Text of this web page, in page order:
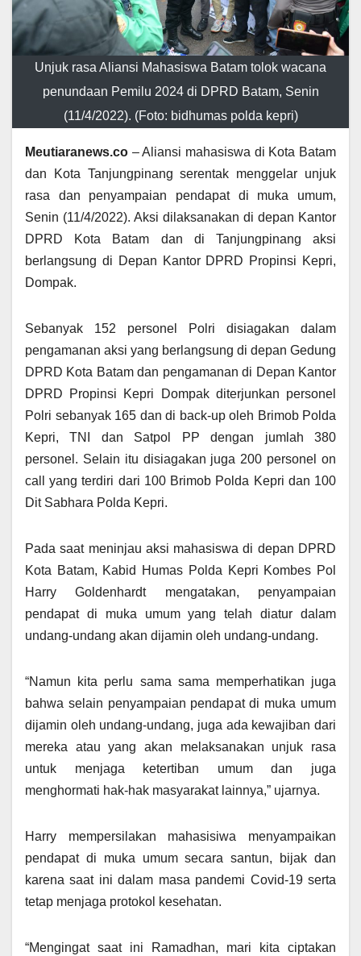
Unjuk rasa Aliansi Mahasiswa Batam tolok wacana
penundaan Pemilu 2024 di DPRD Batam, Senin
(11/4/2022). (Foto: bidhumas polda kepri)
Meutiaranews.co – Aliansi mahasiswa di Kota Batam
dan Kota Tanjungpinang serentak menggelar unjuk
rasa dan penyampaian pendapat di muka umum,
Senin (11/4/2022). Aksi dilaksanakan di depan Kantor
DPRD Kota Batam dan di Tanjungpinang aksi
berlangsung di Depan Kantor DPRD Propinsi Kepri,
Dompak.
Sebanyak 152 personel Polri disiagakan dalam
pengamanan aksi yang berlangsung di depan Gedung
DPRD Kota Batam dan pengamanan di Depan Kantor
DPRD Propinsi Kepri Dompak diterjunkan personel
Polri sebanyak 165 dan di back-up oleh Brimob Polda
Kepri, TNI dan Satpol PP dengan jumlah 380
personel. Selain itu disiagakan juga 200 personel on
call yang terdiri dari 100 Brimob Polda Kepri dan 100
Dit Sabhara Polda Kepri.
Pada saat meninjau aksi mahasiswa di depan DPRD
Kota Batam, Kabid Humas Polda Kepri Kombes Pol
Harry Goldenhardt mengatakan, penyampaian
pendapat di muka umum yang telah diatur dalam
undang-undang akan dijamin oleh undang-undang.
“Namun kita perlu sama sama memperhatikan juga
bahwa selain penyampaian pendapat di muka umum
dijamin oleh undang-undang, juga ada kewajiban dari
mereka atau yang akan melaksanakan unjuk rasa
untuk menjaga ketertiban umum dan juga
menghormati hak-hak masyarakat lainnya,” ujarnya.
Harry mempersilakan mahasisiwa menyampaikan
pendapat di muka umum secara santun, bijak dan
karena saat ini dalam masa pandemi Covid-19 serta
tetap menjaga protokol kesehatan.
“Mengingat saat ini Ramadhan, mari kita ciptakan